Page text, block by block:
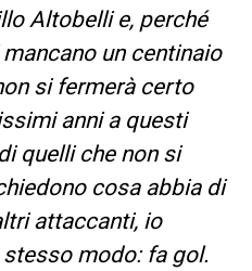
Altobelli e, perché
un centinaio
si fermerà certo
anni a questi
quelli che non si
cosa abbia di
attaccanti, io
modo: fa gol.